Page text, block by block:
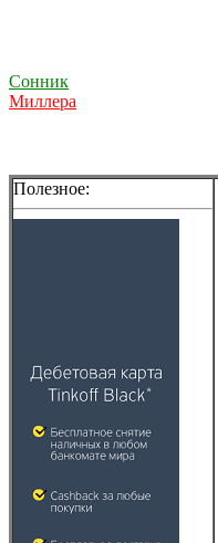
Сонник
Миллера
Полезное: